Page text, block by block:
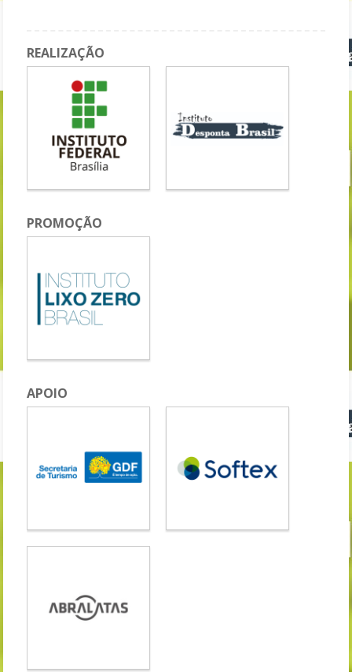
REALIZAÇÃO
PROMOÇÃO
APOIO